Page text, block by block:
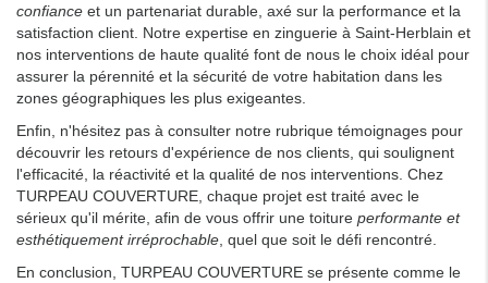
confiance et un partenariat durable, axé sur la performance et la
satisfaction client. Notre expertise en zinguerie à Saint-Herblain et
nos interventions de haute qualité font de nous le choix idéal pour
assurer la pérennité et la sécurité de votre habitation dans les
zones géographiques les plus exigeantes.
Enfin, n'hésitez pas à consulter notre rubrique témoignages pour
découvrir les retours d'expérience de nos clients, qui soulignent
l'efficacité, la réactivité et la qualité de nos interventions. Chez
TURPEAU COUVERTURE, chaque projet est traité avec le
sérieux qu'il mérite, afin de vous offrir une toiture performante et
esthétiquement irréprochable, quel que soit le défi rencontré.
En conclusion, TURPEAU COUVERTURE se présente comme le